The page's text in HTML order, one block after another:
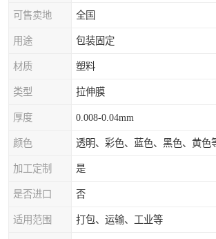
可售卖地 全国
用途 包装固定
材质 塑料
类型 拉伸膜
厚度 0.008-0.04mm
颜色 透明、彩色、蓝色、黑色、黄色
加工定制 是
是否进口 否
适用范围 打包、运输、工业等